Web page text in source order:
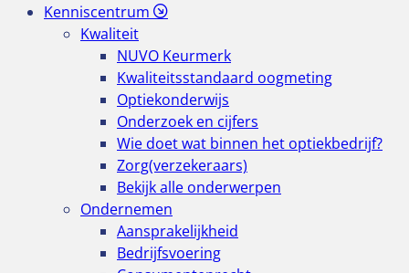
Kenniscentrum
Kwaliteit
NUVO Keurmerk
Kwaliteitsstandaard oogmeting
Optiekonderwijs
Onderzoek en cijfers
Wie doet wat binnen het optiekbedrijf?
Zorg(verzekeraars)
Bekijk alle onderwerpen
Ondernemen
Aansprakelijkheid
Bedrijfsvoering